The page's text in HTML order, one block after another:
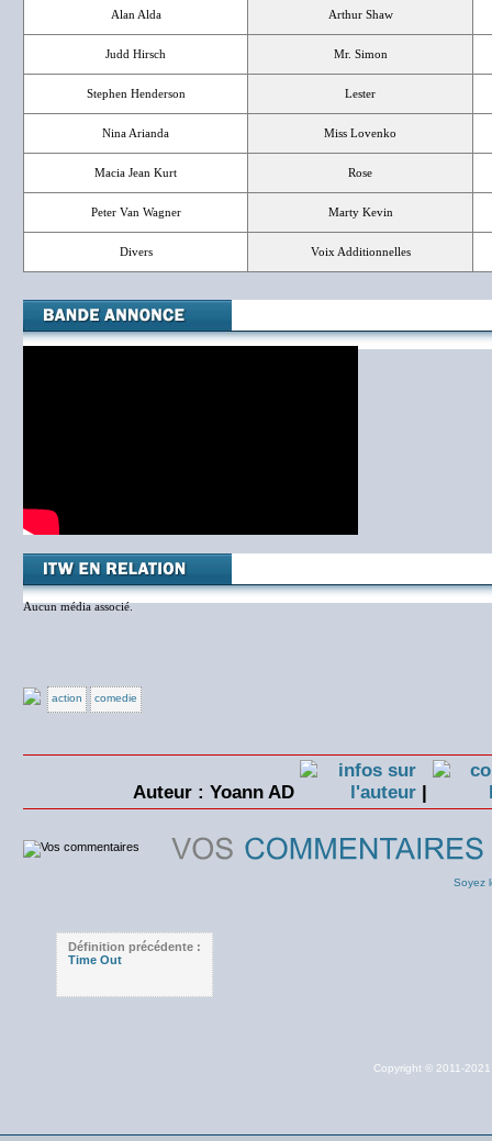
Alan Alda Arthur Shaw
Judd Hirsch Mr. Simon
Stephen Henderson Lester
Nina Arianda Miss Lovenko
Macia Jean Kurt Rose
Peter Van Wagner Marty Kevin
Divers Voix Additionnelles
Aucun média associé.
action comedie
Auteur : Yoann AD |
Soyez
Définition précédente :
Time Out
Copyright © 2011-